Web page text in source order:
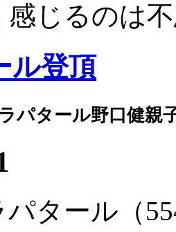
じるのは
ル登頂
パタール野口健親
タール（